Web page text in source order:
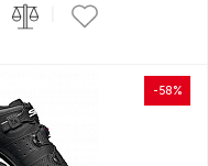
-58%